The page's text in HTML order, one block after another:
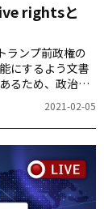
rightsと
ランプ前政権の
にするよう文書
るため、政治的
この話題に関連
2021-02-05